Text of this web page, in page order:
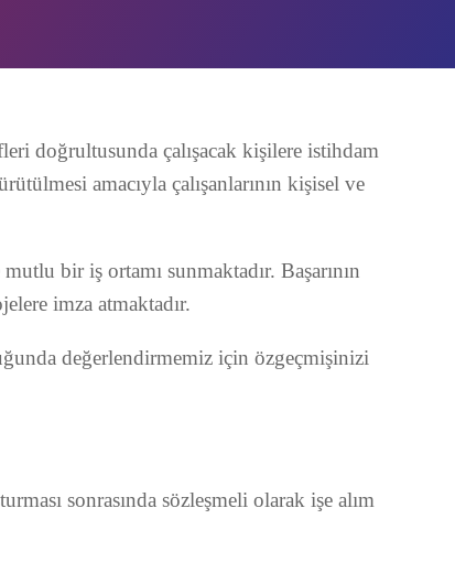
doğrultusunda çalışacak kişilere istihdam
amacıyla çalışanlarının kişisel ve
bir iş ortamı sunmaktadır. Başarının
imza atmaktadır.
değerlendirmemiz için özgeçmişinizi
sonrasında sözleşmeli olarak işe alım